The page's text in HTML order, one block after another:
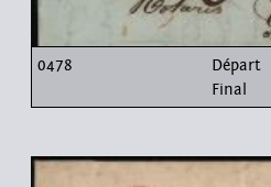
0478 Départ
Final